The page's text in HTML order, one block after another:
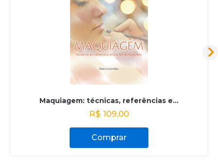
Maquiagem: técnicas, referências e...
R$ 109,00
Comprar